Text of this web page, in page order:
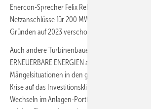
Enercon-Sprecher Felix Rehwald auf Nachfrage
Netzanschlüsse für 200 MW habe Enercon
Gründen auf 2023 verschoben.
Auch andere Turbinenbauer melden auf
ERNEUERBARE ENERGIEN anhaltende
Mängelsituationen in den globalen Krisen. Doch
Krise auf das Investitionsklima mag gerade bei
Wechseln im Anlagen-Portfolio wie bei Enercon